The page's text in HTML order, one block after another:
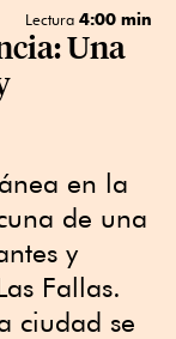
Lectura 4:00 min
Una
en la
de una
y
Fallas.
ciudad se